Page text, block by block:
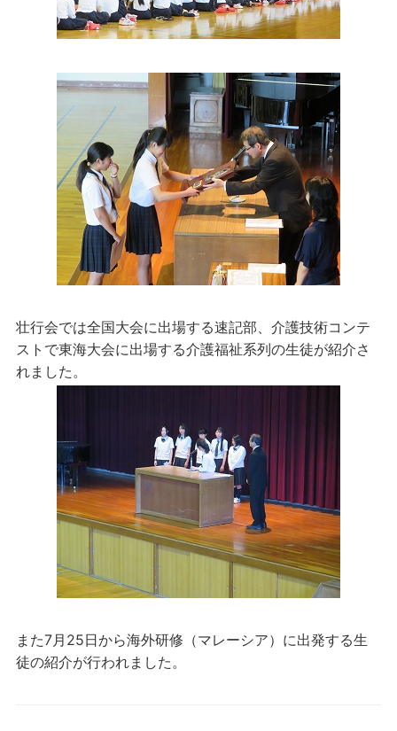
壮行会では全国大会に出場する速記部、介護技術コンテ
ストで東海大会に出場する介護福祉系列の生徒が紹介さ
れました。
また7月25日から海外研修（マレーシア）に出発する生
徒の紹介が行われました。